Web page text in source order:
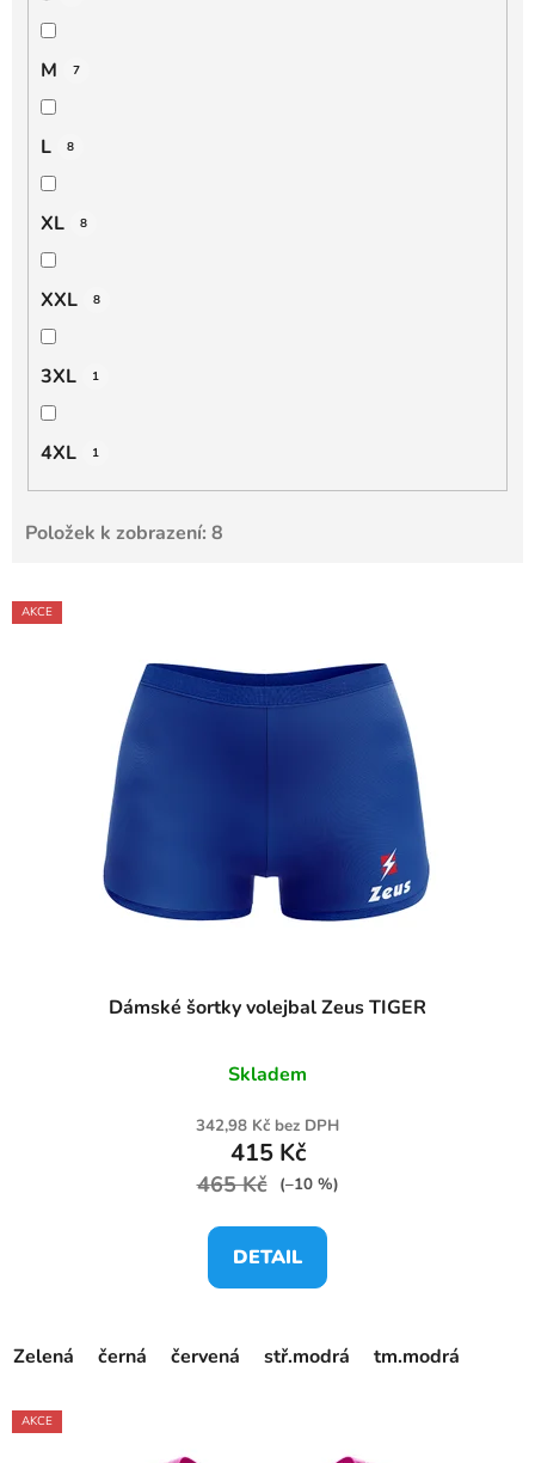
M 7
L 8
XL 8
XXL 8
3XL 1
4XL 1
Položek k zobrazení: 8
V
ý
AKCE
Dámské šortky volejbal Zeus TIGER
Skladem
342,98 Kč bez DPH
415 Kč
465 Kč (–10 %)
DETAIL
Zelená černá červená stř.modrá tm.modrá
AKCE